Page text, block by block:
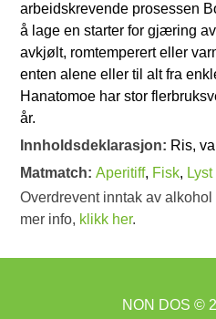
arbeidskrevende prosessen
å lage en starter for gjæring
avkjølt, romtemperert eller
enten alene eller til alt fra
Hanatomoe har stor
år.
Innholdsdeklarasjon: Ris,
Matmatch:Aperitiff, Fisk,
Overdrevent inntak av
mer info, klikk her.
NON DOS ©